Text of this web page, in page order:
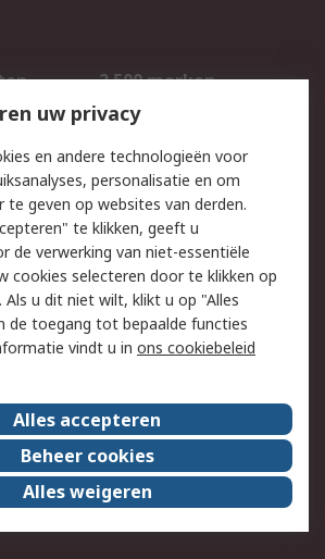
2.500 merken
Inkoopoplossingen
Email veiligheid
Websitevoorwaarden
Over ons
Werken bij RS
uw privacy
en andere technologieën voor
personalisatie en om
te geven op websites van derden.
te klikken, geeft u
de verwerking van niet-essentiële
cookies selecteren door te klikken op
Als u dit niet wilt, klikt u op "Alles
de toegang tot bepaalde functies
vindt u in ons cookiebeleid
Alles accepteren
Beheer cookies
Alles weigeren